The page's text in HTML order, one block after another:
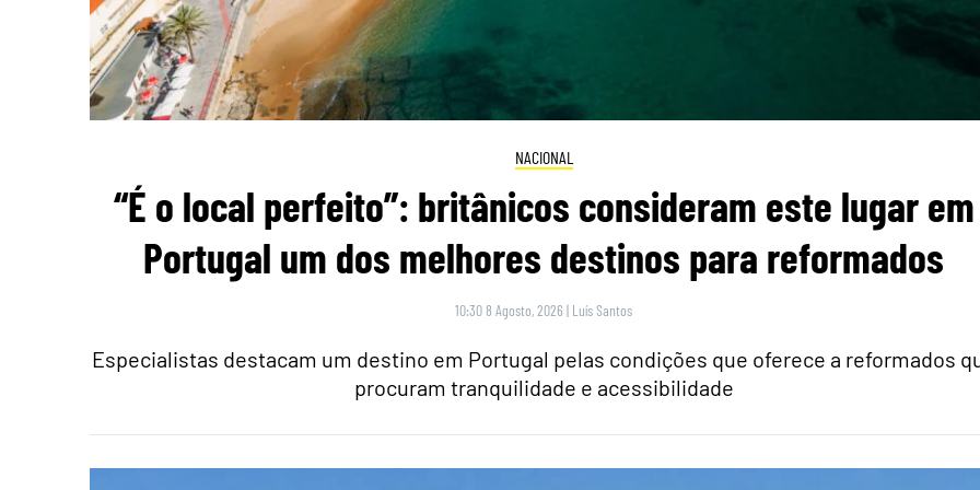
NACIONAL
“É o local perfeito”: britânicos consideram este lugar em
Portugal um dos melhores destinos para reformados
10:30 8 Agosto, 2026 | Luís Santos
Especialistas destacam um destino em Portugal pelas condições que oferece a reformados
procuram tranquilidade e acessibilidade